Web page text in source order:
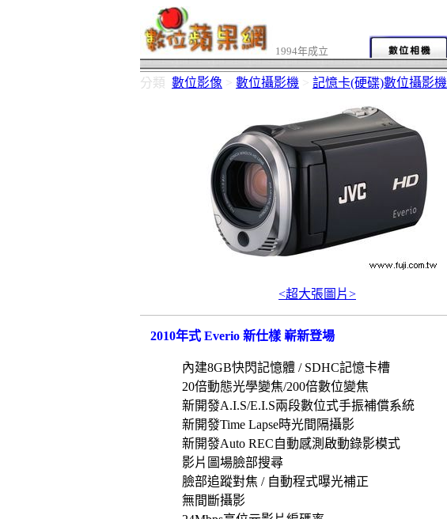
1994年成立
分類 數位影像 > 數位攝影機 > 記憶卡(硬碟)數位攝影機
<超大張圖片>
2010年式 Everio 新仕樣 嶄新登場
內建8GB快閃記憶體 / SDHC記憶卡槽
20倍動態光學變焦/200倍數位變焦
新開發A.I.S/E.I.S兩段數位式手振補償系統
新開發Time Lapse時光間隔攝影
新開發Auto REC自動感測啟動錄影模式
影片圖場臉部搜尋
臉部追蹤對焦 / 自動程式曝光補正
無間斷攝影